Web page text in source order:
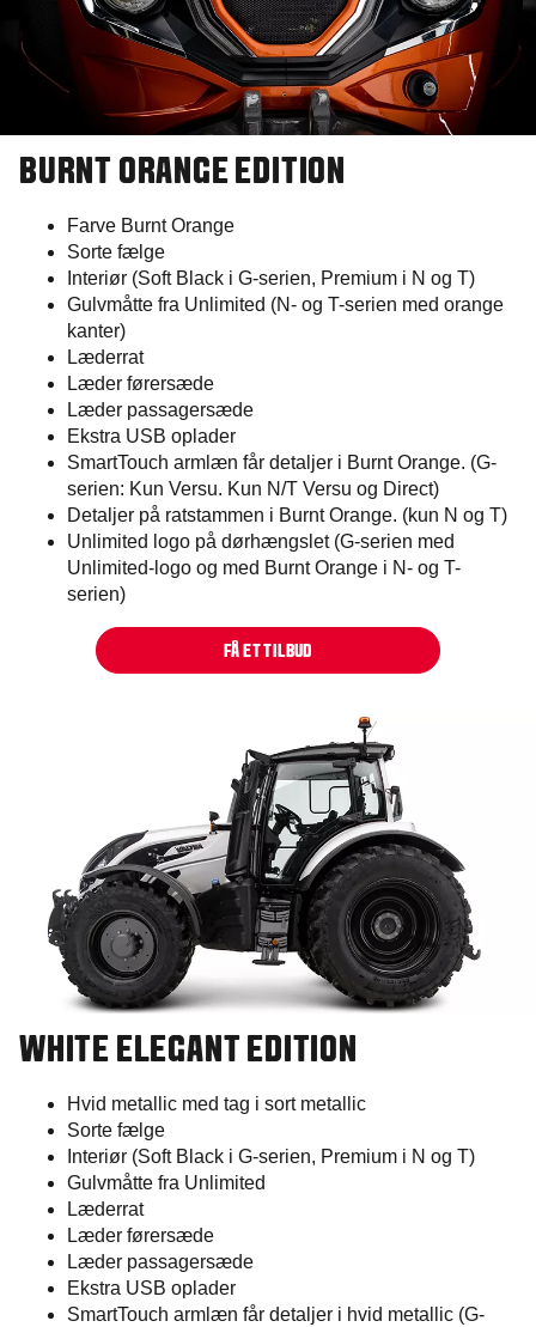
BURNT ORANGE EDITION​
Farve Burnt Orange
Sorte fælge ​
Interiør (Soft Black i G-serien, Premium i N og T)
Gulvmåtte fra Unlimited (N- og T-serien med orange
kanter)
Læderrat
Læder førersæde
Læder passagersæde
Ekstra USB oplader
SmartTouch armlæn får detaljer i Burnt Orange. (G-
serien: Kun Versu. Kun N/T Versu og Direct)
Detaljer på ratstammen i Burnt Orange. (kun N og T)
Unlimited logo på dørhængslet (G-serien med
Unlimited-logo og med Burnt Orange i N- og T-
serien)
FÅ ET TILBUD
WHITE ELEGANT EDITION​
Hvid metallic med tag i sort metallic
Sorte fælge ​
Interiør (Soft Black i G-serien, Premium i N og T)
Gulvmåtte fra Unlimited
Læderrat
Læder førersæde
Læder passagersæde
Ekstra USB oplader
SmartTouch armlæn får detaljer i hvid metallic (G-